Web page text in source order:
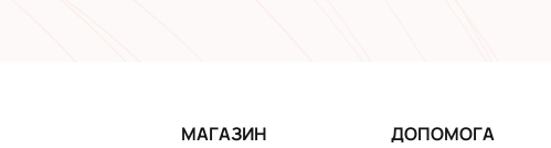
МАГАЗИН ДОПОМОГА